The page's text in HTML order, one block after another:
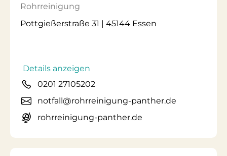
Rohrreinigung
Pottgießerstraße 31 | 45144 Essen
Details anzeigen
0201 27105202
notfall@rohrreinigung-panther.de
rohrreinigung-panther.de